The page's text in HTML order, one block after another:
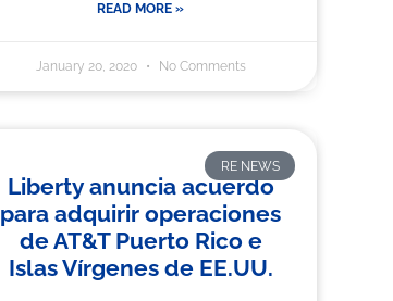
READ MORE »
January 20, 2020 No Comments
RE NEWS
Liberty anuncia acuerdo
para adquirir operaciones
de AT&T Puerto Rico e
Islas Vírgenes de EE.UU.